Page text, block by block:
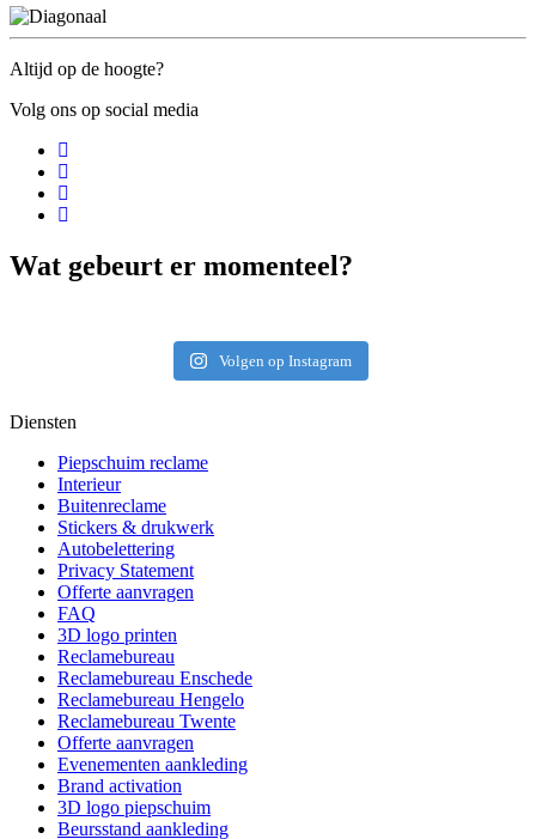
Altijd op de hoogte?
Volg ons op social media
Wat gebeurt er momenteel?
Volgen op Instagram
Diensten
Piepschuim reclame
Interieur
Buitenreclame
Stickers & drukwerk
Autobelettering
Privacy Statement
Offerte aanvragen
FAQ
3D logo printen
Reclamebureau
Reclamebureau Enschede
Reclamebureau Hengelo
Reclamebureau Twente
Offerte aanvragen
Evenementen aankleding
Brand activation
3D logo piepschuim
Beursstand aankleding